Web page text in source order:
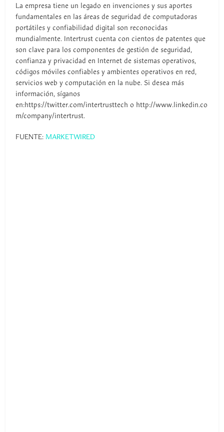
La empresa tiene un legado en invenciones y sus aportes
fundamentales en las áreas de seguridad de computadoras
portátiles y confiabilidad digital son reconocidas
mundialmente. Intertrust cuenta con cientos de patentes que
son clave para los componentes de gestión de seguridad,
confianza y privacidad en Internet de sistemas operativos,
códigos móviles confiables y ambientes operativos en red,
servicios web y computación en la nube. Si desea más
información, síganos
en:https://twitter.com/intertrusttech o http://www.linkedin.co
m/company/intertrust.
FUENTE: MARKETWIRED